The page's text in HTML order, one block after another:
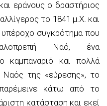
εράνους ο δραστήριος
το 1841 μ.Χ. και
υπέροχο συγκρότημα που
Ναό, ένα
καμπαναριό και πολλά
Ναός της «εύρεσης», το
κάτω από το
κατάσταση και εκεί